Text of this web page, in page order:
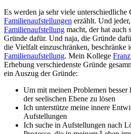
Es werden ja sehr viele unterschiedliche
Familienaufstellungen erzählt. Und
Familienaufstellung macht, der hat auch
Gründe dafür. Und naja, die Gründe
die Vielfalt einzuschränken, beschränke
Familienaufstellung. Mein Kollege
Erhebung verschiedenste Gründe
ein Auszug der Gründe:
Um mit meinen Problemen
der seelischen Ebene zu lösen
Ich unterstütze meine innere
Aufstellungen
Ich suche in Aufstellungen nach